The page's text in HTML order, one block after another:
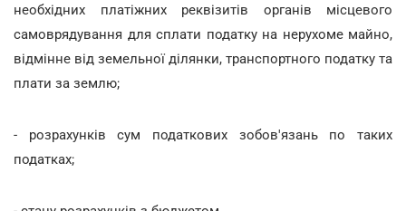
необхідних платіжних реквізитів органів місцевого
самоврядування для сплати податку на нерухоме майно,
відмінне від земельної ділянки, транспортного податку та
плати за землю;
- розрахунків сум податкових зобов'язань по таких
податках;